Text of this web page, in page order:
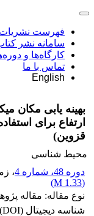
فهرست نشریات
سامانه نشر
کارگاه‌ها و
تماس با ما
English
بهینه یابی مکان
ارتفاع برای
قزوین)
محیط شناسی
دوره 48، شماره 4
،
(
1.33 M
)
نوع مقاله: مقاله
شناسه دیجیتال (DOI):